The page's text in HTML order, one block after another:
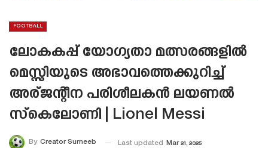
FOOTBALL
ലോകകപ്പ് യോഗ്യതാ മത്സരങ്ങളിൽ
മെസ്സിയുടെ അഭാവത്തെക്കുറിച്ച്
അര്ജന്റീന പരിശീലകൻ ലയണൽ
സ്കെലോണി | Lionel Messi
By Creator Sumeeb Last updated Mar 21, 2025